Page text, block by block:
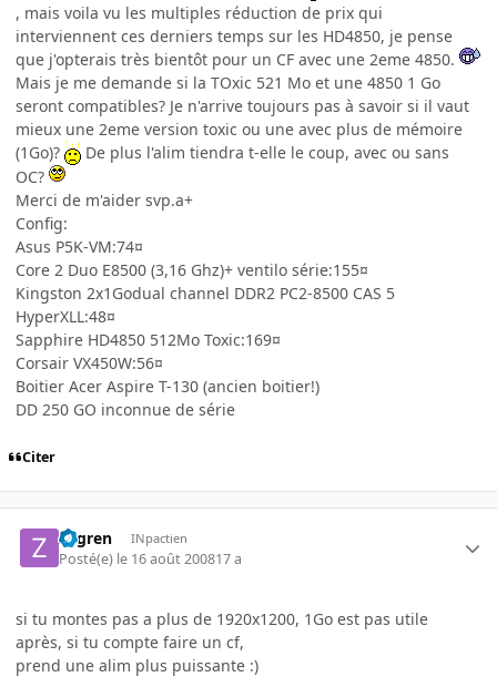
, mais voila vu les multiples réduction de prix qui
interviennent ces derniers temps sur les HD4850, je pense
que j'opterais très bientôt pour un CF avec une 2eme 4850.
Mais je me demande si la TOxic 521 Mo et une 4850 1 Go
seront compatibles? Je n'arrive toujours pas à savoir si il vaut
mieux une 2eme version toxic ou une avec plus de mémoire
(1Go)?
De plus l'alim tiendra t-elle le coup, avec ou sans
OC?
Merci de m'aider svp.a+
Config:
Asus P5K-VM:74¤
Core 2 Duo E8500 (3,16 Ghz)+ ventilo série:155¤
Kingston 2x1Godual channel DDR2 PC2-8500 CAS 5
HyperXLL:48¤
Sapphire HD4850 512Mo Toxic:169¤
Corsair VX450W:56¤
Boitier Acer Aspire T-130 (ancien boitier!)
DD 250 GO inconnue de série
Citer
zogren INpactien
Posté(e) le 16 août 200817 a
si tu montes pas a plus de 1920x1200, 1Go est pas utile
après, si tu compte faire un cf,
prend une alim plus puissante :)